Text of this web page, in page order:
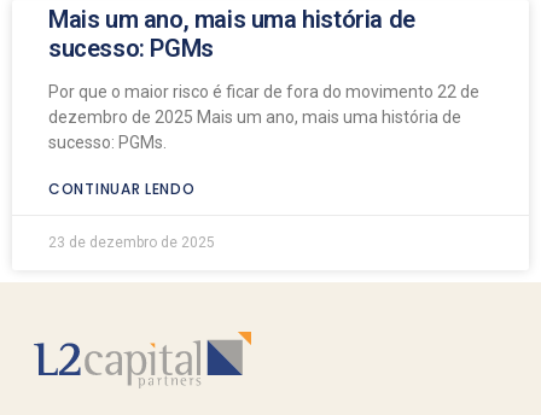
Mais um ano, mais uma história de
sucesso: PGMs
Por que o maior risco é ficar de fora do movimento 22 de
dezembro de 2025 Mais um ano, mais uma história de
sucesso: PGMs.
CONTINUAR LENDO
23 de dezembro de 2025